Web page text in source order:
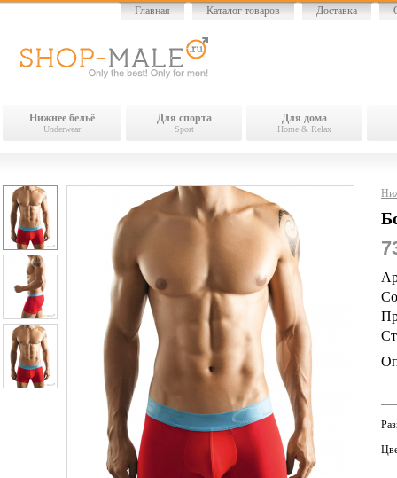
Главная Каталог товаров Доставка
Нижнее бельё
Underwear
Для спорта
Sport
Для дома
Home & Relax